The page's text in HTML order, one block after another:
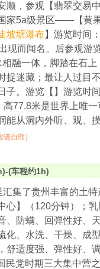
，参观【翡翠交易
家5a级景区——【黄
坡塘瀑布】游览时间
现而闻名。后参观游
融一体，脚踏在石
捉迷藏；最让人过目
子。游览【】游览时
77.8米是世界上唯
能从洞内外听、观、
自理）
(车程约1h)
汇集了贵州丰富的土
心】（120分钟）；
、防螨、回弹性好、
化、水洗、干燥、成
舒适度强、弹性好、
民党时期三大集中营